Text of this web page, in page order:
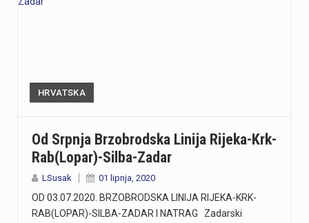
HRVATSKA
Od Srpnja Brzobrodska Linija Rijeka-Krk-
Rab(Lopar)-Silba-Zadar
LSusak 01 lipnja, 2020
OD 03.07.2020. BRZOBRODSKA LINIJA RIJEKA-KRK-
RAB(LOPAR)-SILBA-ZADAR I NATRAG Zadarski